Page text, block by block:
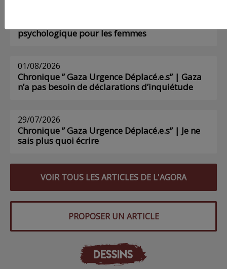
psychologique pour les femmes
01/08/2026
Chronique ” Gaza Urgence Déplacé.e.s” | Gaza
n’a pas besoin de déclarations d’inquiétude
29/07/2026
Chronique ” Gaza Urgence Déplacé.e.s” | Je ne
sais plus quoi écrire
VOIR TOUS LES ARTICLES DE L'AGORA
PROPOSER UN ARTICLE
DESSINS